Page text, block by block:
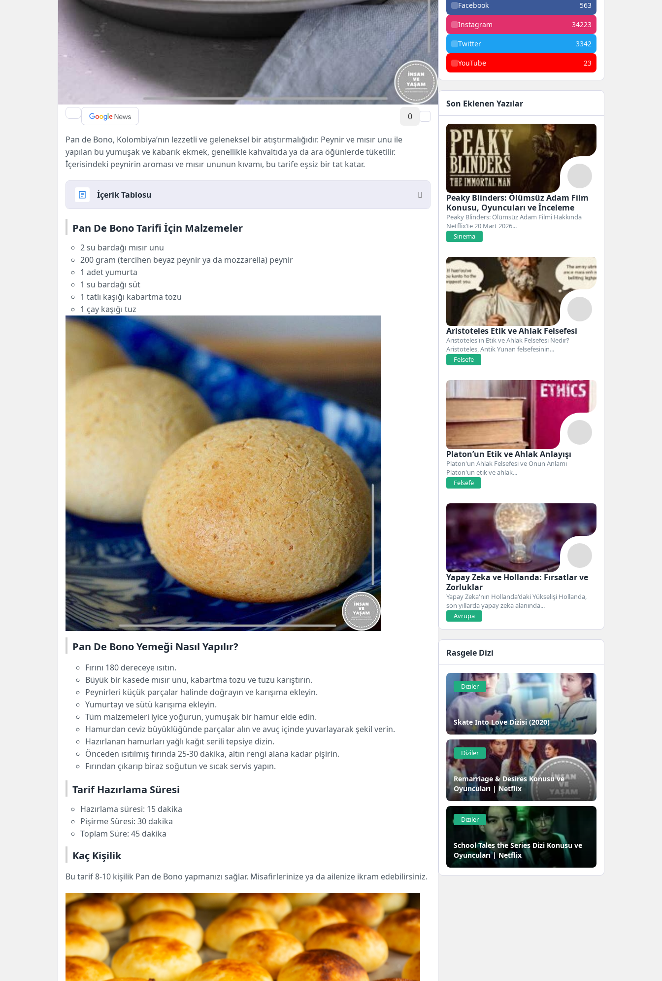
0
Pan de Bono, Kolombiya’nın lezzetli ve geleneksel bir atıştırmalığıdır. Peynir ve mısır unu ile
yapılan bu yumuşak ve kabarık ekmek, genellikle kahvaltıda ya da ara öğünlerde tüketilir.
İçerisindeki peynirin aroması ve mısır ununun kıvamı, bu tarife eşsiz bir tat katar.
İçerik Tablosu
Pan De Bono Tarifi İçin Malzemeler
Pan De Bono Yemeği Nasıl Yapılır?
Tarif Hazırlama Süresi
Kaç Kişilik
Besin Değerleri (Bir Porsiyon İçin)
Gerekli Araç & Gereçler
Tarifi Hazırlamanın Püf Noktaları
Veganlar İçin Öneriler
Pan De Bono Tarifi İçin Malzemeler
2 su bardağı mısır unu
200 gram (tercihen beyaz peynir ya da mozzarella) peynir
1 adet yumurta
1 su bardağı süt
1 tatlı kaşığı kabartma tozu
1 çay kaşığı tuz
Pan De Bono Yemeği Nasıl Yapılır?
Fırını 180 dereceye ısıtın.
Büyük bir kasede mısır unu, kabartma tozu ve tuzu karıştırın.
Peynirleri küçük parçalar halinde doğrayın ve karışıma ekleyin.
Yumurtayı ve sütü karışıma ekleyin.
Tüm malzemeleri iyice yoğurun, yumuşak bir hamur elde edin.
Hamurdan ceviz büyüklüğünde parçalar alın ve avuç içinde yuvarlayarak şekil verin.
Hazırlanan hamurları yağlı kağıt serili tepsiye dizin.
Önceden ısıtılmış fırında 25-30 dakika, altın rengi alana kadar pişirin.
Fırından çıkarıp biraz soğutun ve sıcak servis yapın.
Tarif Hazırlama Süresi
Hazırlama süresi: 15 dakika
Pişirme Süresi: 30 dakika
Toplam Süre: 45 dakika
Kaç Kişilik
Bu tarif 8-10 kişilik Pan de Bono yapmanızı sağlar. Misafirlerinize ya da ailenize ikram edebilirsiniz.
Facebook 563
Instagram 34223
Twitter 3342
YouTube 23
Son Eklenen Yazılar
Peaky Blinders: Ölümsüz Adam Film
Konusu, Oyuncuları ve İnceleme
Peaky Blinders: Ölümsüz Adam Filmi Hakkında
Netflix’te 20 Mart 2026...
Sinema
Aristoteles Etik ve Ahlak Felsefesi
Aristoteles'in Etik ve Ahlak Felsefesi Nedir?
Aristoteles, Antik Yunan felsefesinin...
Felsefe
Platon’un Etik ve Ahlak Anlayışı
Platon'un Ahlak Felsefesi ve Onun Anlamı
Platon'un etik ve ahlak...
Felsefe
Yapay Zeka ve Hollanda: Fırsatlar ve
Zorluklar
Yapay Zeka'nın Hollanda'daki Yükselişi Hollanda,
son yıllarda yapay zeka alanında...
Avrupa
Rasgele Dizi
Diziler
Skate Into Love Dizisi (2020)
Diziler
Remarriage & Desires Konusu ve
Oyuncuları | Netflix
Diziler
School Tales the Series Dizi Konusu ve
Oyuncuları | Netflix